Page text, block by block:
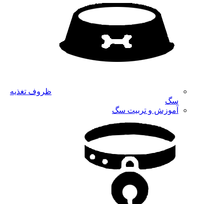
ظروف تغذیه
سگ
آموزش و تربیت سگ